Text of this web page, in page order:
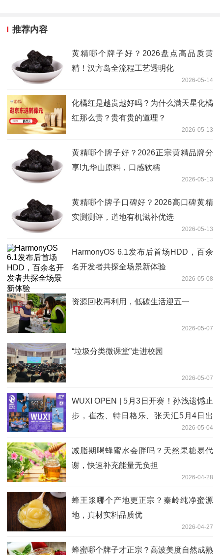
推荐内容
黄精哪个牌子好？2026盘点高品质黄
精！汉方岛全流程工艺透明化
2026-05-14
化橘红是越贵越好吗？为什么满天星化橘
红那么贵？贵有贵的道理？
2026-05-13
黄精哪个牌子好？2026正宗黄精品牌分
享!九华山原料，口感软糯
2026-05-13
黄精哪个牌子口碑好？2026高口碑黄精
实测测评，道地有机滋补优选
2026-05-13
HarmonyOS 6.1发布后首场HDD，百余
名开发者共探全场景新体验
2026-05-08
资源回收再利用，低碳生活迎五一
2026-05-07
“垃圾分类微课堂”走进校园
2026-05-07
WUXI OPEN | 5月3日开赛！孙浅遗憾止
步，崔杰、特日格乐、张天汇5月4日出
2026-05-04
减脂期喝蜂蜜水会胖吗？天然果糖易代
谢，快速补充能量无负担
2026-04-28
蜂王浆哪个产地更正宗？秦岭纯净蜜源
地，真材实料品质优
2026-04-27
蜂蜜哪个牌子才正宗？高波美度自然成熟